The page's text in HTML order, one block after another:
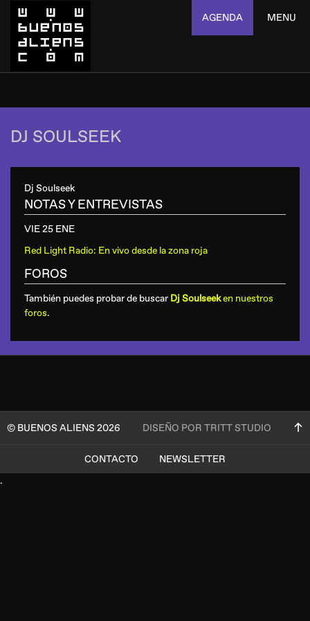
AGENDA MENU
DJ SOULSEEK
Dj Soulseek
NOTAS Y ENTREVISTAS
VIE 25 ENE
Red Light Radio: En vivo desde la zona roja
FOROS
También puedes probar de buscar Dj Soulseeken nuestros
foros.
© BUENOS ALIENS 2026 DISEÑO POR TRITT STUDIO
CONTACTO
NEWSLETTER
.